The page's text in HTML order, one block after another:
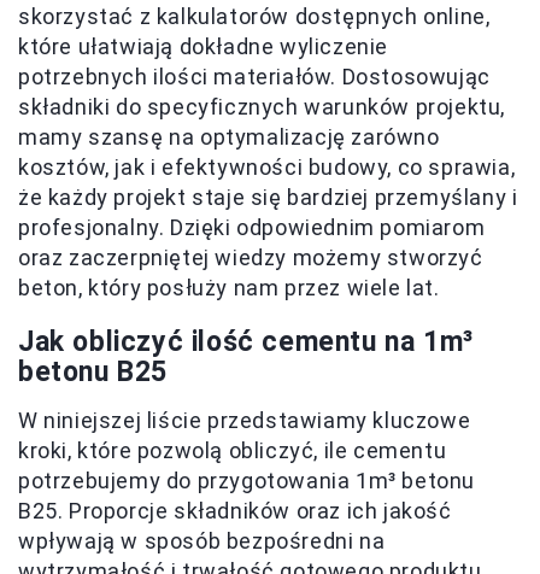
skorzystać z kalkulatorów dostępnych online,
które ułatwiają dokładne wyliczenie
potrzebnych ilości materiałów. Dostosowując
składniki do specyficznych warunków projektu,
mamy szansę na optymalizację zarówno
kosztów, jak i efektywności budowy, co sprawia,
że każdy projekt staje się bardziej przemyślany i
profesjonalny. Dzięki odpowiednim pomiarom
oraz zaczerpniętej wiedzy możemy stworzyć
beton, który posłuży nam przez wiele lat.
Jak obliczyć ilość cementu na 1m³
betonu B25
W niniejszej liście przedstawiamy kluczowe
kroki, które pozwolą obliczyć, ile cementu
potrzebujemy do przygotowania 1m³ betonu
B25. Proporcje składników oraz ich jakość
wpływają w sposób bezpośredni na